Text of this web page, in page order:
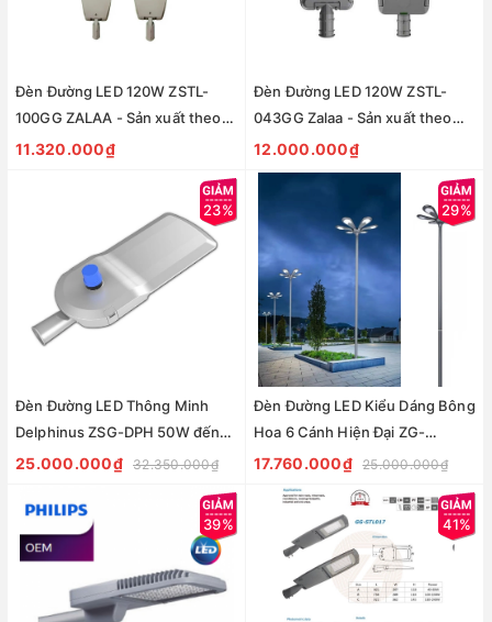
Đèn Đường LED 120W ZSTL-
100GG ZALAA - Sản xuất theo
đơn đặt hàng
11.320.000₫
Đèn Đường LED 120W ZSTL-
043GG Zalaa - Sản xuất theo
đơn đặt hàng
12.000.000₫
23%
Đèn Đường LED Thông Minh
Delphinus ZSG-DPH 50W đến
200W ZALAA/SOGA Smart
25.000.000₫ 32.350.000₫
29%
Đèn Đường LED Kiểu Dáng Bông
Hoa 6 Cánh Hiện Đại ZG-
TYD5005-6 AC220V 420W
ZALAA Cho cột cao 6-10m
17.760.000₫ 25.000.000₫
39% 41%